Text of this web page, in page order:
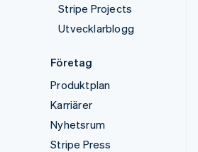
Stripe Projects
Utvecklarblogg
Företag
Produktplan
Karriärer
Nyhetsrum
Stripe Press